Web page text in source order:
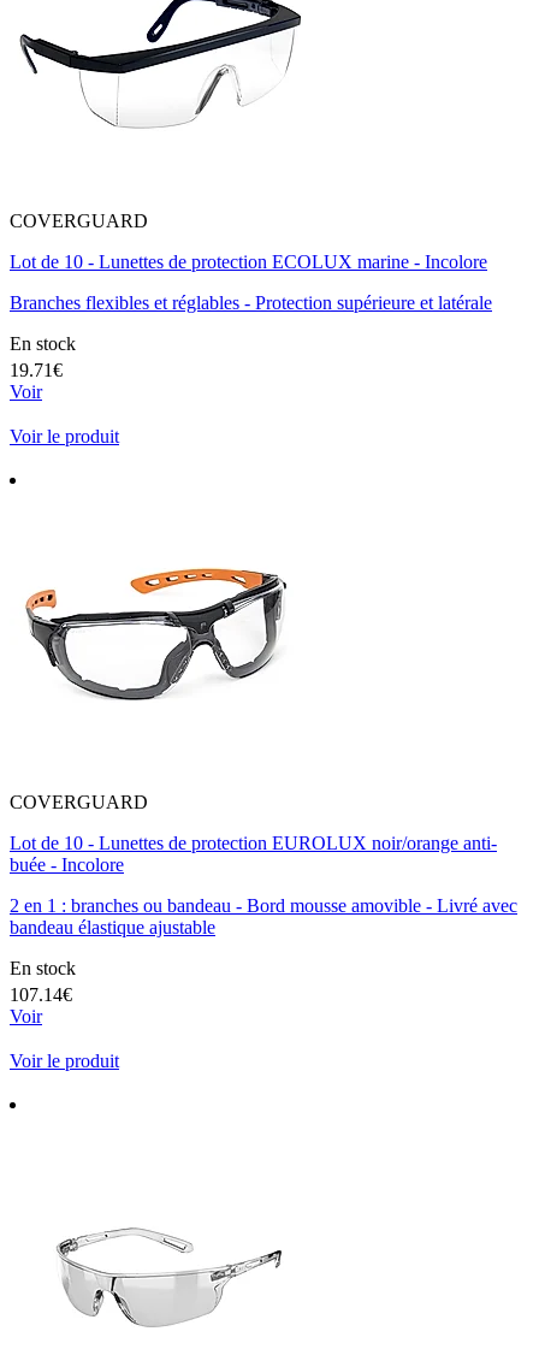
COVERGUARD
Lot de 10 - Lunettes de protection ECOLUX marine - Incolore
Branches flexibles et réglables - Protection supérieure et latérale
En stock
19.71€
Voir
Voir le produit
COVERGUARD
Lot de 10 - Lunettes de protection EUROLUX noir/orange anti-
buée - Incolore
2 en 1 : branches ou bandeau - Bord mousse amovible - Livré avec
bandeau élastique ajustable
En stock
107.14€
Voir
Voir le produit